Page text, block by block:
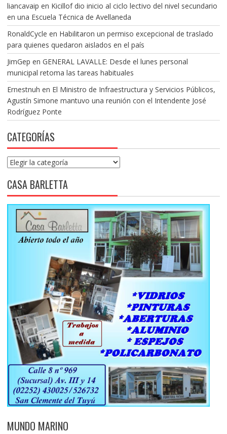
liancavaip en Kicillof dio inicio al ciclo lectivo del nivel secundario
en una Escuela Técnica de Avellaneda
RonaldCycle en Habilitaron un permiso excepcional de traslado
para quienes quedaron aislados en el país
JimGep en GENERAL LAVALLE: Desde el lunes personal
municipal retoma las tareas habituales
Ernestnuh en El Ministro de Infraestructura y Servicios Públicos,
Agustín Simone mantuvo una reunión con el Intendente José
Rodríguez Ponte
CATEGORÍAS
Categorías
CASA BARLETTA
MUNDO MARINO